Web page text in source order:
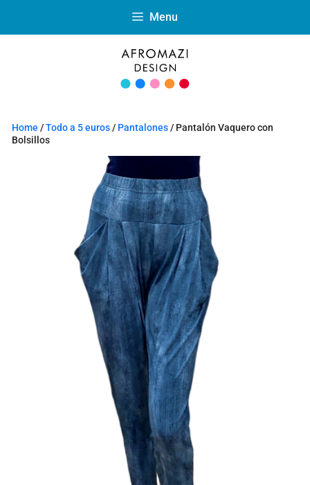
Menu
Home /Todo a 5 euros/ Pantalones/ Pantalón Vaquero con
Bolsillos